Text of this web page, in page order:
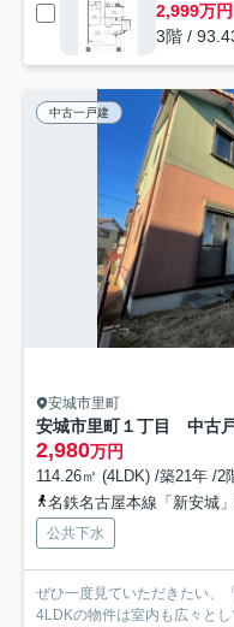
2,999万円
3階 /
中古一戸建
安城市里町
安城市里町１丁目 中古
2,980万円
114.26㎡ (4LDK) /築21年 /2
名鉄名古屋本線「新安城
公共下水
ぜひ一度見ていただきたい、
4LDKの物件は室内も広々と